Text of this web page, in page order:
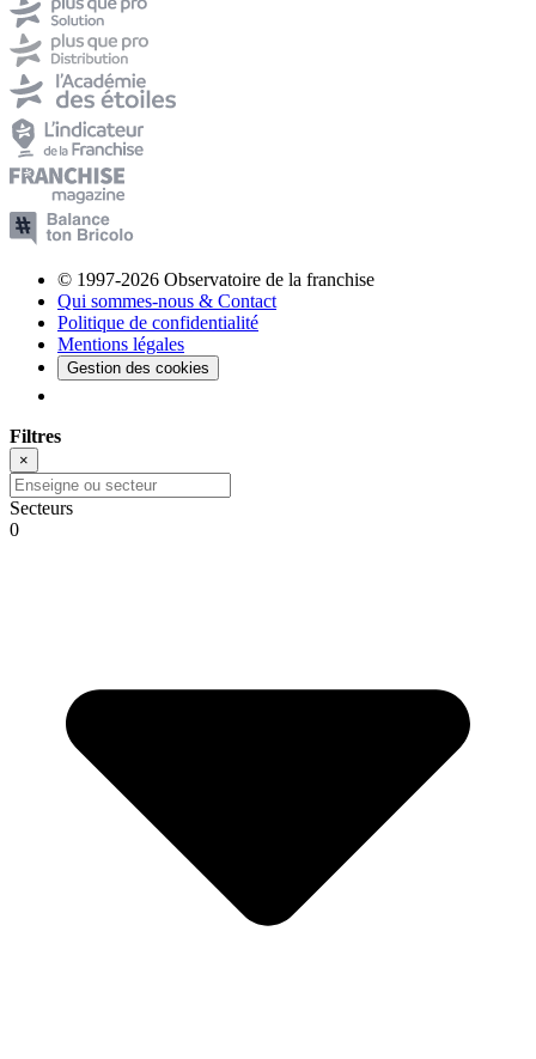
© 1997-2026 Observatoire de la franchise
Qui sommes-nous & Contact
Politique de confidentialité
Mentions légales
Gestion des cookies
Filtres
×
Secteurs
0